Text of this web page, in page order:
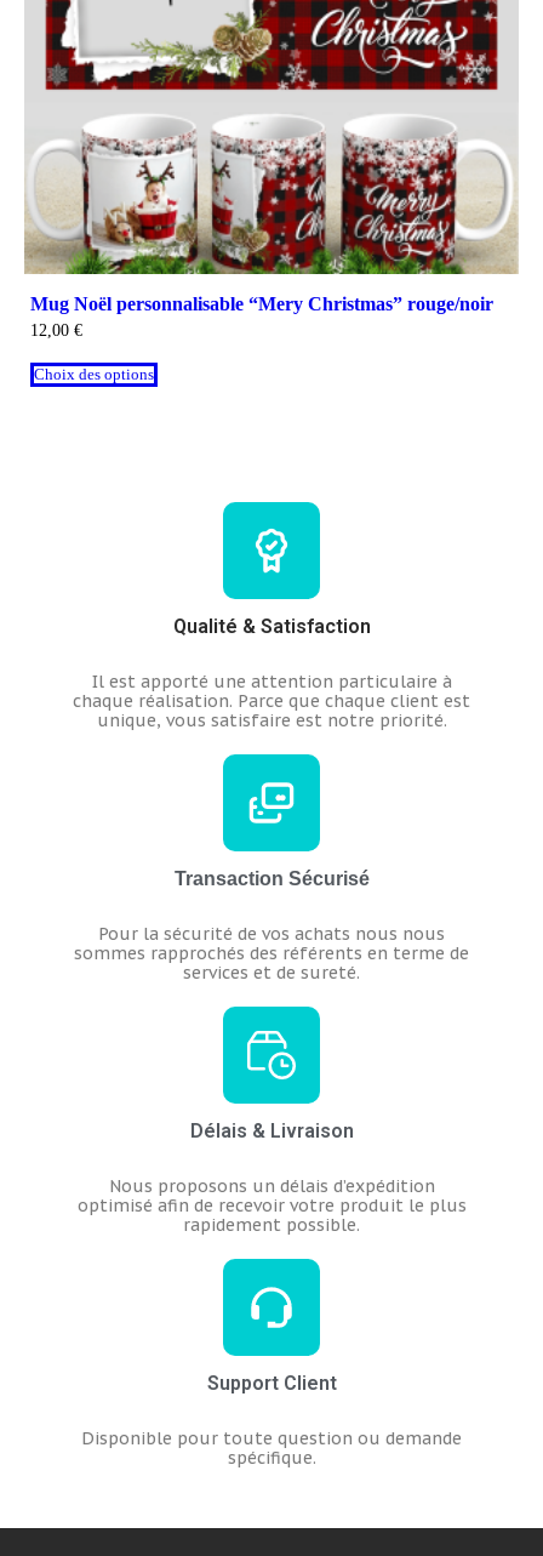
Mug Noël personnalisable “Mery Christmas” rouge/noir
12,00 €
Choix des options
Qualité & Satisfaction
Il est apporté une attention particulaire à
chaque réalisation. Parce que chaque client est
unique, vous satisfaire est notre priorité.
Transaction Sécurisé
Pour la sécurité de vos achats nous nous
sommes rapprochés des référents en terme de
services et de sureté.
Délais & Livraison
Nous proposons un délais d’expédition
optimisé afin de recevoir votre produit le plus
rapidement possible.
Support Client
Disponible pour toute question ou demande
spécifique.